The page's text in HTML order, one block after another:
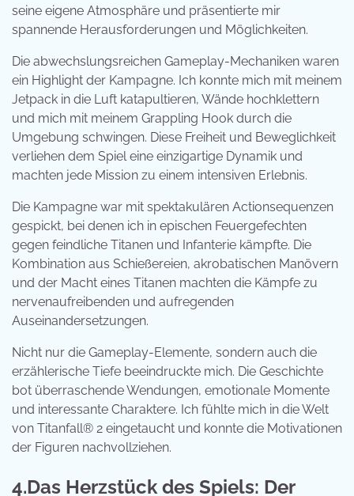
seine eigene Atmosphäre und präsentierte mir
spannende Herausforderungen und Möglichkeiten.
Die abwechslungsreichen Gameplay-Mechaniken waren
ein Highlight der Kampagne. Ich konnte mich mit meinem
Jetpack in die Luft katapultieren, Wände hochklettern
und mich mit meinem Grappling Hook durch die
Umgebung schwingen. Diese Freiheit und Beweglichkeit
verliehen dem Spiel eine einzigartige Dynamik und
machten jede Mission zu einem intensiven Erlebnis.
Die Kampagne war mit spektakulären Actionsequenzen
gespickt, bei denen ich in epischen Feuergefechten
gegen feindliche Titanen und Infanterie kämpfte. Die
Kombination aus Schießereien, akrobatischen Manövern
und der Macht eines Titanen machten die Kämpfe zu
nervenaufreibenden und aufregenden
Auseinandersetzungen.
Nicht nur die Gameplay-Elemente, sondern auch die
erzählerische Tiefe beeindruckte mich. Die Geschichte
bot überraschende Wendungen, emotionale Momente
und interessante Charaktere. Ich fühlte mich in die Welt
von Titanfall® 2 eingetaucht und konnte die Motivationen
der Figuren nachvollziehen.
4.Das Herzstück des Spiels: Der